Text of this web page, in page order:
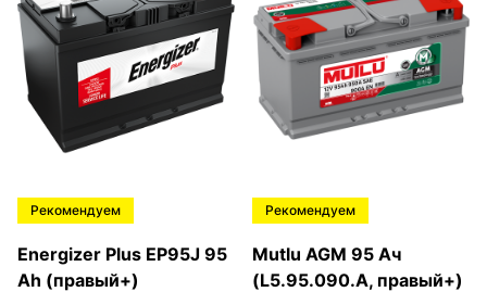
Рекомендуем
Energizer Plus EP95J 95
Ah (правый+)
Рекомендуем
Mutlu AGM 95 Ач
(L5.95.090.A, правый+)